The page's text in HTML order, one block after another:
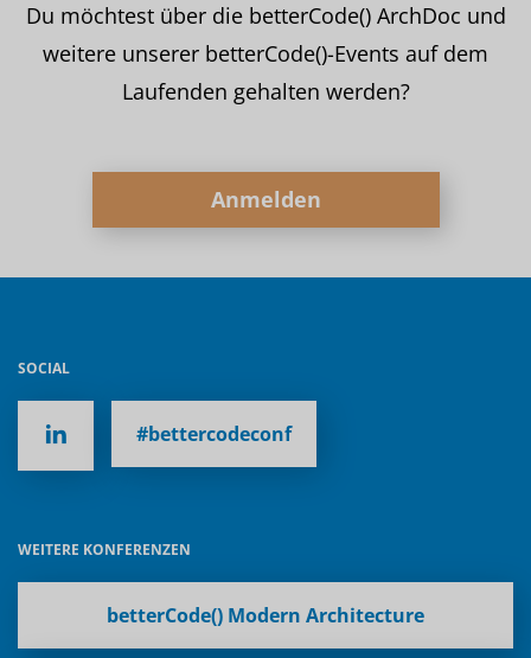
Du möchtest über die betterCode() ArchDoc und
weitere unserer betterCode()-Events auf dem
Laufenden gehalten werden?
Anmelden
SOCIAL
#bettercodeconf
WEITERE KONFERENZEN
betterCode() Modern Architecture